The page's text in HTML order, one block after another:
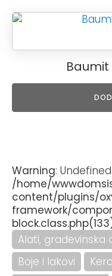
Warning:
/home/
content/plugins/
framework/
Alati,
Boje i lakovi